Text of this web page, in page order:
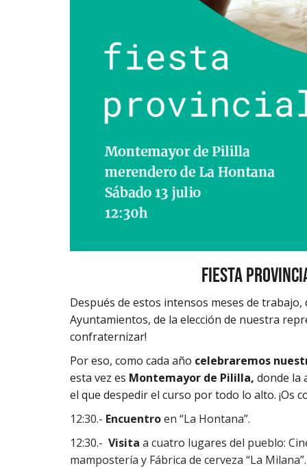
FIESTA
Después de estos intensos meses de
Ayuntamientos, de la elección de nuestra
confraternizar!
Por eso, como cada año celebraremos
esta vez es Montemayor de Pililla, donde la
el que despedir el curso por todo lo alto. ¡Os
12:30.- Encuentroen “La Hontana”.
12:30.- Visita a cuatro lugares del pueblo:
mampostería y Fábrica de cerveza “La Milana”.